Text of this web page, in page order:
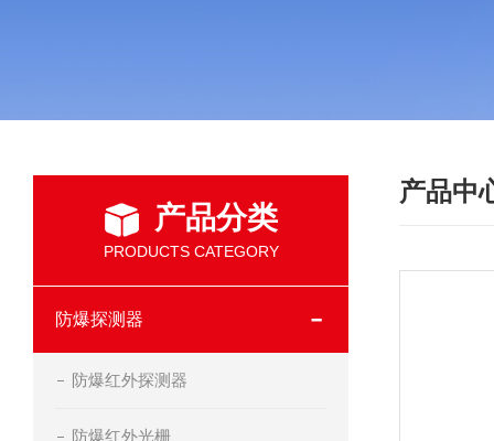
产品分类
PRODUCTS CATEGORY
防爆探测器
防爆红外探测器
防爆红外光栅
产品中